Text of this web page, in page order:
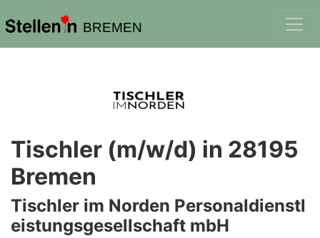
BREMEN
Tischler (m/w/d) in 28195
Bremen
Tischler im Norden Personaldienstl
eistungsgesellschaft mbH